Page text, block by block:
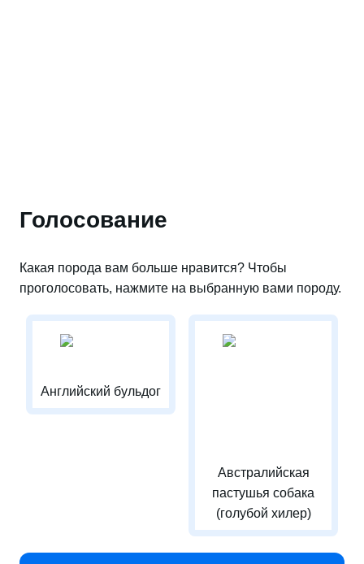
Голосование
Какая порода вам больше нравится? Чтобы
проголосовать, нажмите на выбранную вами породу.
Английский бульдог
Австралийская
пастушья собака
(голубой хилер)